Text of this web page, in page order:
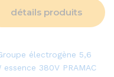
détails produits